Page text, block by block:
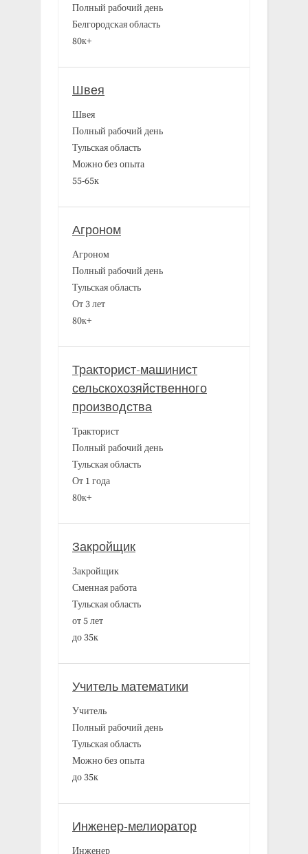
Полный рабочий день
Белгородская область
80к+
Швея
Швея
Полный рабочий день
Тульская область
Можно без опыта
55-65к
Агроном
Агроном
Полный рабочий день
Тульская область
От 3 лет
80к+
Тракторист-машинист
сельскохозяйственного
производства
Тракторист
Полный рабочий день
Тульская область
От 1 года
80к+
Закройщик
Закройщик
Сменная работа
Тульская область
от 5 лет
до 35к
Учитель математики
Учитель
Полный рабочий день
Тульская область
Можно без опыта
до 35к
Инженер-мелиоратор